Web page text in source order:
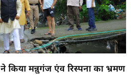
किया मन्नुगंज एंव रिस्पना का भ्रमण